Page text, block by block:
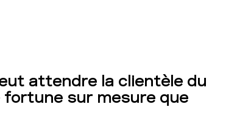
attendre la clientèle du
sur mesure que